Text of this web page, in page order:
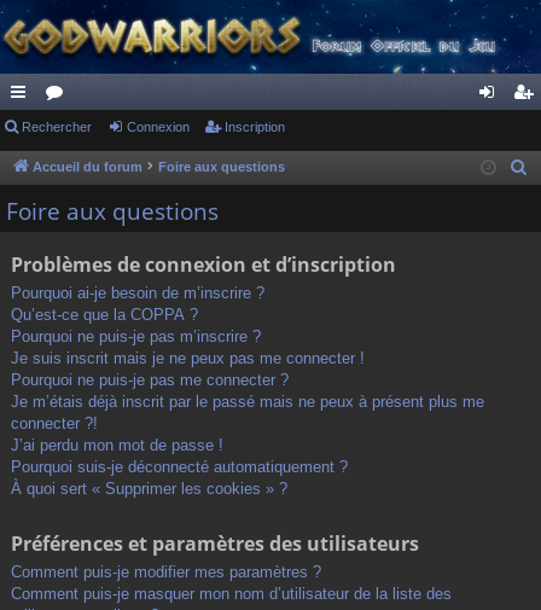
ac
co
ur
s
or
u ne cri
Rechercher Connexion Inscription
Accueil du forum Foire aux questions
Foire aux questions
Problèmes de connexion et d’inscription
Pourquoi ai-je besoin de m’inscrire ?
Qu’est-ce que la COPPA ?
Pourquoi ne puis-je pas m’inscrire ?
Je suis inscrit mais je ne peux pas me connecter !
Pourquoi ne puis-je pas me connecter ?
Je m’étais déjà inscrit par le passé mais ne peux à présent plus me
connecter ?!
J’ai perdu mon mot de passe !
Pourquoi suis-je déconnecté automatiquement ?
À quoi sert « Supprimer les cookies » ?
Préférences et paramètres des utilisateurs
Comment puis-je modifier mes paramètres ?
Comment puis-je masquer mon nom d’utilisateur de la liste des